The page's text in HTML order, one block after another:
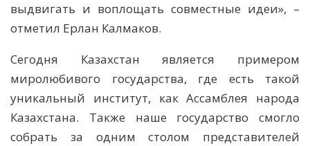
выдвигать и воплощать совместные идеи», –
отметил Ерлан Калмаков.
Сегодня Казахстан является примером
миролюбивого государства, где есть такой
уникальный институт, как Ассамблея народа
Казахстана. Также наше государство смогло
собрать за одним столом представителей